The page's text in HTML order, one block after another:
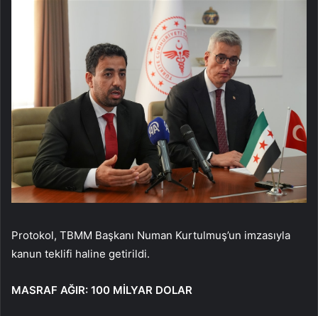
Protokol, TBMM Başkanı Numan Kurtulmuş’un imzasıyla
kanun teklifi haline getirildi.
MASRAF AĞIR: 100 MİLYAR DOLAR